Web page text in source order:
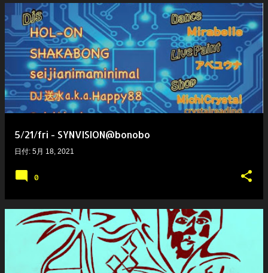
5/21/fri - SYNVISION@bonobo
日付: 5月 18, 2021
0